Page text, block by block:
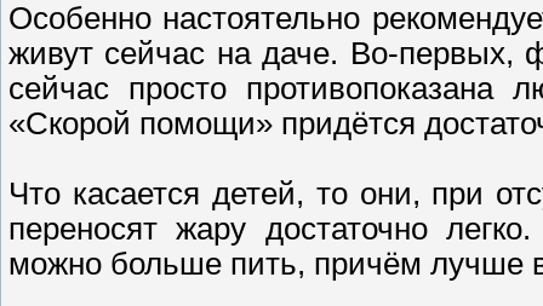
Особенно настоятельно
живут сейчас на даче. Во-первых,
сейчас просто противопоказана
«Скорой помощи» придётся
Что касается детей, то они, при
переносят жару достаточно
можно больше пить, причём лучше